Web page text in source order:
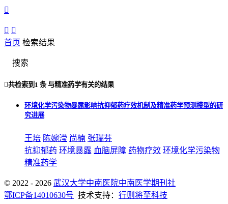

 
首页 检索结果
搜索
共检索到 1 条与精准药学有关的结果
环境化学污染物暴露影响抗抑郁药疗效机制及精准药学预测模型的研
究进展
王培 陈婉滢 尚楠 张瑞芬
抗抑郁药 环境暴露 血脑屏障 药物疗效 环境化学污染物
精准药学
© 2022 - 2026 武汉大学中南医院中南医学期刊社
鄂ICP备14010630号 技术支持： 行则将至科技